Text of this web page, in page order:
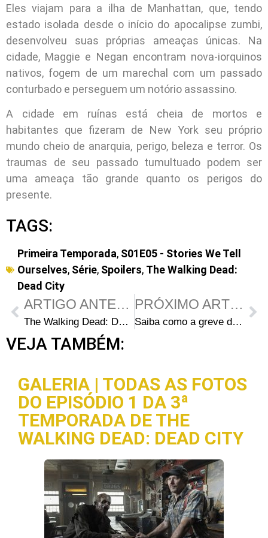
Eles viajam para a ilha de Manhattan, que, tendo
estado isolada desde o início do apocalipse zumbi,
desenvolveu suas próprias ameaças únicas. Na
cidade, Maggie e Negan encontram nova-iorquinos
nativos, fogem de um marechal com um passado
conturbado e perseguem um notório assassino.
A cidade em ruínas está cheia de mortos e
habitantes que fizeram de New York seu próprio
mundo cheio de anarquia, perigo, beleza e terror. Os
traumas de seu passado tumultuado podem ser
uma ameaça tão grande quanto os perigos do
presente.
TAGS:
Primeira Temporada, S01E05 - Stories We Tell
Ourselves, Série, Spoilers, The Walking Dead:
Dead City
ARTIGO ANTERIOR
The Walking Dead: Dead City 1ª Temporada – Episódio 5: Stories We Tell Ourselves
PRÓXIMO ARTIGO
Saiba como a greve dos atores vai impactar as séries do Universo The Walking Dead
VEJA TAMBÉM:
GALERIA | TODAS AS FOTOS
DO EPISÓDIO 1 DA 3ª
TEMPORADA DE THE
WALKING DEAD: DEAD CITY